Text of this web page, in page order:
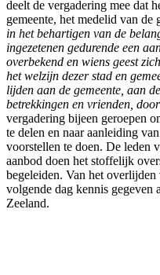
deelt de vergadering mee dat
gemeente, het medelid van de
in het behartigen van de
ingezetenen gedurende een
overbekend en wiens geest
het welzijn dezer stad en
lijden aan de gemeente, aan
betrekkingen en vrienden,
vergadering bijeen geroepen
te delen en naar aanleiding
voorstellen te doen. De leden
aanbod doen het stoffelijk
begeleiden. Van het
volgende dag kennis gegeven
Zeeland.